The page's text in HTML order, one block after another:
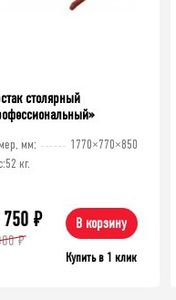
столярный
мм:
1770×770×850
52 кг.
₽
₽
В корзину
Купить в 1 клик